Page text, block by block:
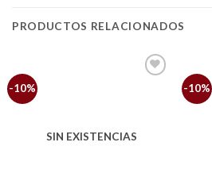
PRODUCTOS RELACIONADOS
-10%
SIN EXISTENCIAS
-10%